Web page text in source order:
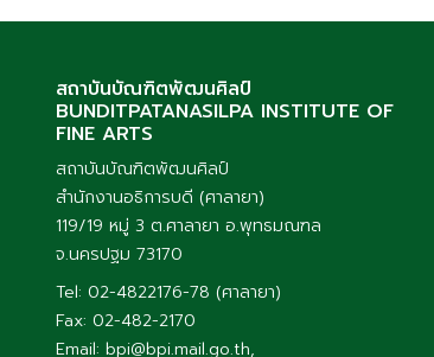
สถาบันบัณฑิตพัฒนศิลป์
BUNDITPATANASILPA INSTITUTE OF
FINE ARTS
สถาบันบัณฑิตพัฒนศิลป์
สำนักงานอธิการบดี (ศาลายา)
119/19 หมู่ 3 ต.ศาลายา อ.พุทธมณฑล
จ.นครปฐม 73170
Tel: 02-4822176-78 (ศาลายา)
Fax: 02-482-2170
Email: bpi@bpi.mail.go.th,